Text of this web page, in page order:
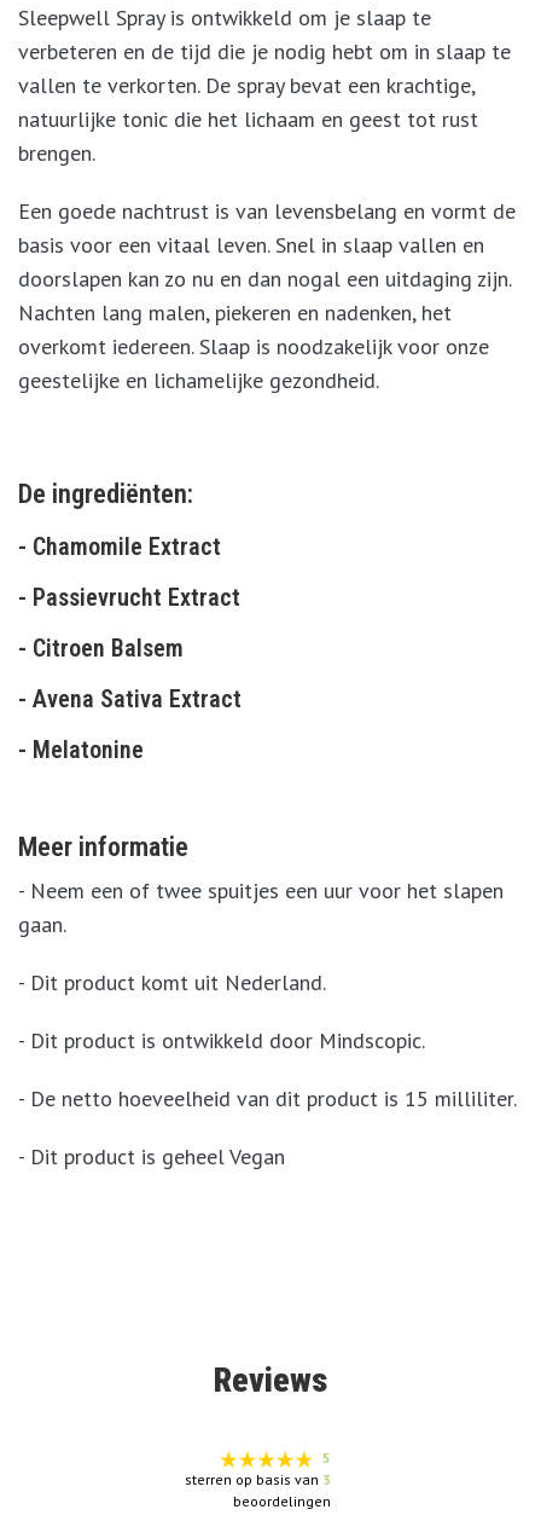
Sleepwell Spray is ontwikkeld om je slaap te
verbeteren en de tijd die je nodig hebt om in slaap te
vallen te verkorten. De spray bevat een krachtige,
natuurlijke tonic die het lichaam en geest tot rust
brengen.
Een goede nachtrust is van levensbelang en vormt de
basis voor een vitaal leven. Snel in slaap vallen en
doorslapen kan zo nu en dan nogal een uitdaging zijn.
Nachten lang malen, piekeren en nadenken, het
overkomt iedereen. Slaap is noodzakelijk voor onze
geestelijke en lichamelijke gezondheid.
De ingrediënten:
- Chamomile Extract
- Passievrucht Extract
- Citroen Balsem
- Avena Sativa Extract
- Melatonine
Meer informatie
- Neem een of twee spuitjes een uur voor het slapen
gaan.
- Dit product komt uit Nederland.
- Dit product is ontwikkeld door Mindscopic.
- De netto hoeveelheid van dit product is 15 milliliter.
- Dit product is geheel Vegan
Reviews
5
sterren op basis van 3
beoordelingen